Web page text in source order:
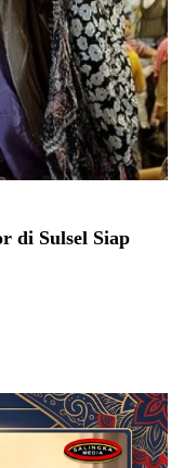
di Sulsel Siap